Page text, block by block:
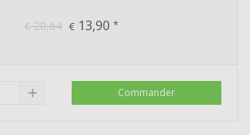
€20,64 € 13,90 *
add Commander